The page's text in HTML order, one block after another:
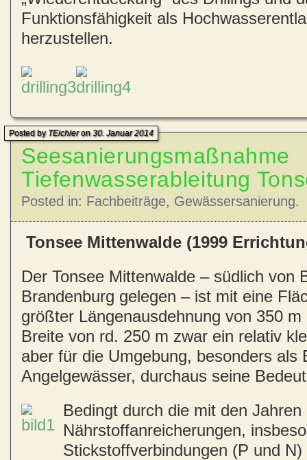
Funktionsfähigkeit als
herzustellen.
Seesanierungsmaßnahme
Tiefenwasserableitung
Posted byTEichleron30. Januar 2014
Posted in: Fachbeiträge, Gewässersanierung.
Tonsee Mittenwalde (1999
Der Tonsee Mittenwalde – südlich von
Brandenburg gelegen – ist mit eine
größter Längenausdehnung von 350
Breite von rd. 250 m zwar ein relativ
aber für die Umgebung, besonders als
Angelgewässer, durchaus seine
Bedingt durch die mit den
Nährstoffanreicherungen,
Stickstoffverbindungen (P und